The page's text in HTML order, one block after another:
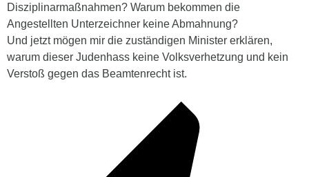
Disziplinarmaßnahmen? Warum bekommen die
Angestellten Unterzeichner keine Abmahnung?
Und jetzt mögen mir die zuständigen Minister erklären,
warum dieser Judenhass keine Volksverhetzung und kein
Verstoß gegen das Beamtenrecht ist.